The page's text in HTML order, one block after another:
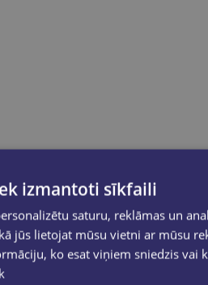
izmantoti sīkfaili
saturu, reklāmas un
jūs lietojat mūsu vietni ar mūsu
ko esat viņiem sniedzis vai